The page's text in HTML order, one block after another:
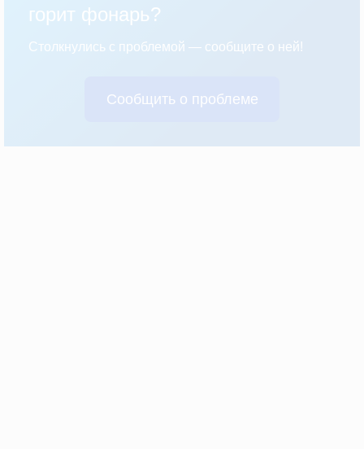
горит фонарь?
Столкнулись с проблемой — сообщите о ней!
Сообщить о проблеме